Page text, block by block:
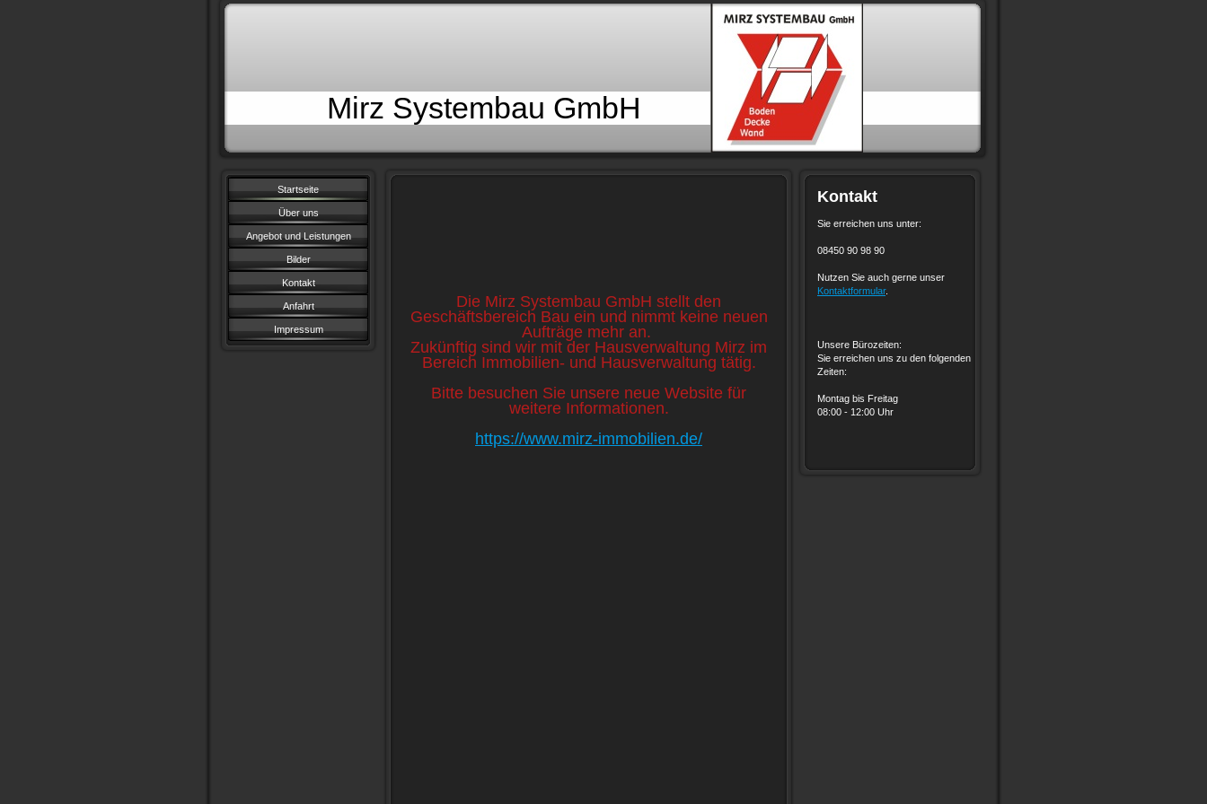
Mirz Systembau GmbH
Startseite
Über uns
Angebot und Leistungen
Bilder
Kontakt
Anfahrt
Impressum
Die Mirz Systembau GmbH stellt den
Geschäftsbereich Bau ein und nimmt keine neuen
Aufträge mehr an.
Zukünftig sind wir mit der Hausverwaltung Mirz im
Bereich Immobilien- und Hausverwaltung tätig.
Bitte besuchen Sie unsere neue Website für
weitere Informationen.
https://www.mirz-immobilien.de/
Kontakt
Sie erreichen uns unter:
08450 90 98 90
Nutzen Sie auch gerne unser
Kontaktformular.
Unsere Bürozeiten:
Sie erreichen uns zu den folgenden
Zeiten:
Montag bis Freitag
08:00 - 12:00 Uhr